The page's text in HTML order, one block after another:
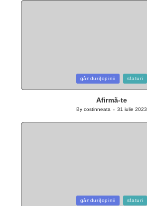
in
gânduri|opinii sfaturi
Afirmă-te
Posted
Bycostinneata 31 iulie 2023
gânduri|opinii sfaturi